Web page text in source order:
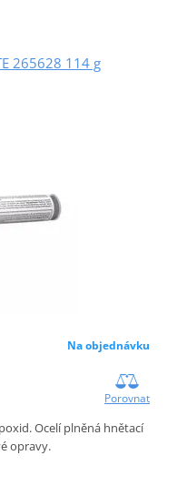
265628 114 g
Na objednávku
Porovnat
Ocelí plněná hnětací
opravy.